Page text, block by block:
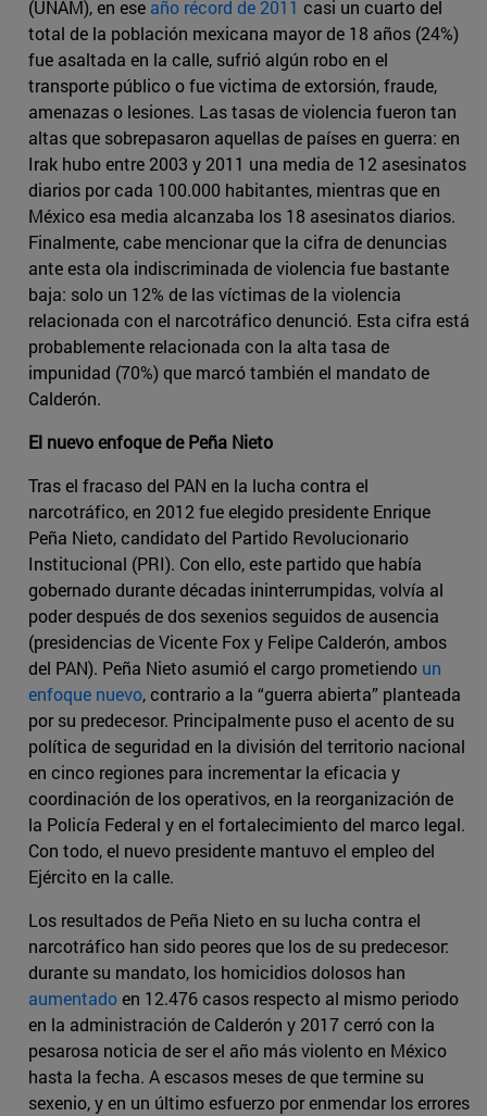
(UNAM), en ese año récord de 2011 casi un cuarto del
total de la población mexicana mayor de 18 años (24%)
fue asaltada en la calle, sufrió algún robo en el
transporte público o fue victima de extorsión, fraude,
amenazas o lesiones. Las tasas de violencia fueron tan
altas que sobrepasaron aquellas de países en guerra: en
Irak hubo entre 2003 y 2011 una media de 12 asesinatos
diarios por cada 100.000 habitantes, mientras que en
México esa media alcanzaba los 18 asesinatos diarios.
Finalmente, cabe mencionar que la cifra de denuncias
ante esta ola indiscriminada de violencia fue bastante
baja: solo un 12% de las víctimas de la violencia
relacionada con el narcotráfico denunció. Esta cifra está
probablemente relacionada con la alta tasa de
impunidad (70%) que marcó también el mandato de
Calderón.
El nuevo enfoque de Peña Nieto
Tras el fracaso del PAN en la lucha contra el
narcotráfico, en 2012 fue elegido presidente Enrique
Peña Nieto, candidato del Partido Revolucionario
Institucional (PRI). Con ello, este partido que había
gobernado durante décadas ininterrumpidas, volvía al
poder después de dos sexenios seguidos de ausencia
(presidencias de Vicente Fox y Felipe Calderón, ambos
del PAN). Peña Nieto asumió el cargo prometiendo un
enfoque nuevo, contrario a la “guerra abierta” planteada
por su predecesor. Principalmente puso el acento de su
política de seguridad en la división del territorio nacional
en cinco regiones para incrementar la eficacia y
coordinación de los operativos, en la reorganización de
la Policía Federal y en el fortalecimiento del marco legal.
Con todo, el nuevo presidente mantuvo el empleo del
Ejército en la calle.
Los resultados de Peña Nieto en su lucha contra el
narcotráfico han sido peores que los de su predecesor:
durante su mandato, los homicidios dolosos han
aumentadoen 12.476 casos respecto al mismo periodo
en la administración de Calderón y 2017 cerró con la
pesarosa noticia de ser el año más violento en México
hasta la fecha. A escasos meses de que termine su
sexenio, y en un último esfuerzo por enmendar los errores